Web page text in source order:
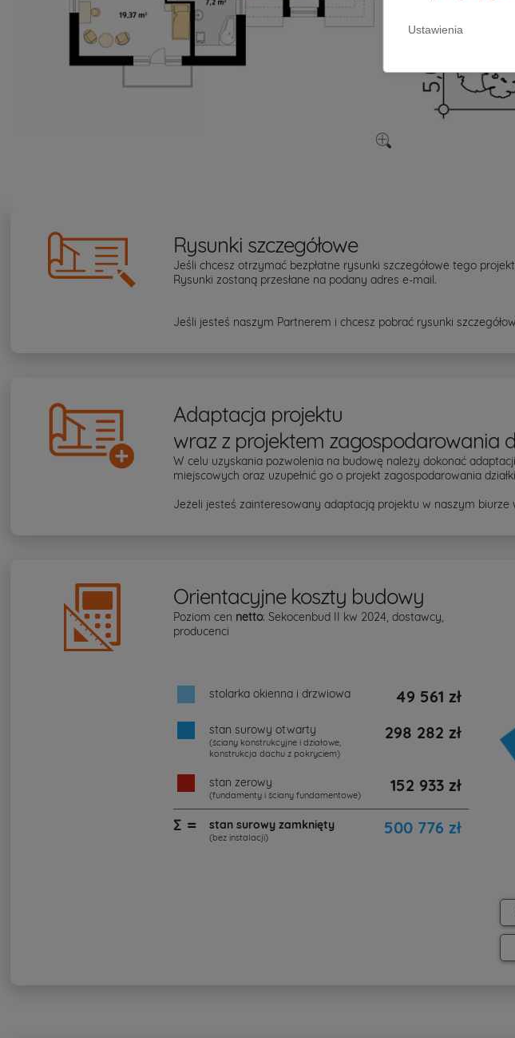
Rysunki szczegółowe
Jeśli chcesz otrzymać bezpłatne rysunki szczegółowe tego
Rysunki zostaną przesłane na podany adres e-mail.
Jeśli jesteś naszym Partnerem i chcesz pobrać rysunki
Adaptacja projektu
wraz z projektem zagospodarowania
W celu uzyskania pozwolenia na budowę należy dokonać
miejscowych oraz uzupełnić go o projekt zagospodarowania
Jeżeli jesteś zainteresowany adaptacją projektu w naszym biurze
Orientacyjne koszty budowy
Poziom cen netto: Sekocenbud II kw 2024, dostawcy,
producenci
stolarka okienna i drzwiowa 49 561 zł
stan surowy otwarty
(ściany konstrukcyjne i działowe,
konstrukcja dachu z pokryciem)
298 282 zł
stan zerowy
(fundamenty i ściany fundamentowe)
152 933 zł
∑ =
stan surowy zamknięty
(bez instalacji) 500 776 zł
Ustawienia